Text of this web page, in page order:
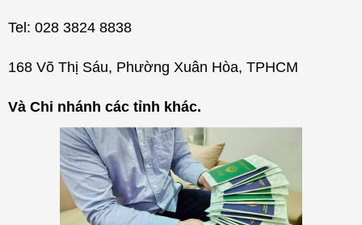
Tel: 028 3824 8838
168 Võ Thị Sáu, Phường Xuân Hòa, TPHCM
Và Chi nhánh các tỉnh khác.